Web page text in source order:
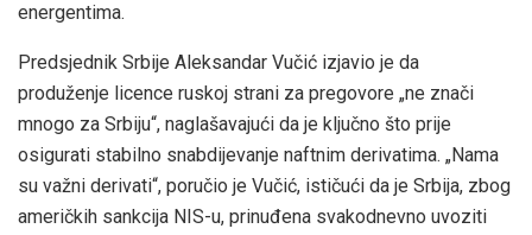
energentima.
Predsjednik Srbije Aleksandar Vučić izjavio je da
produženje licence ruskoj strani za pregovore „ne znači
mnogo za Srbiju“, naglašavajući da je ključno što prije
osigurati stabilno snabdijevanje naftnim derivatima. „Nama
su važni derivati“, poručio je Vučić, ističući da je Srbija, zbog
američkih sankcija NIS-u, prinuđena svakodnevno uvoziti